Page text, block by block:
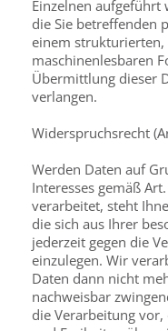
Einzelnen aufgeführt
die Sie betreffenden
einem strukturierten,
maschinenlesbaren
Übermittlung dieser
verlangen.
Widerspruchsrecht
Werden Daten auf
Interesses gemäß
verarbeitet, steht
die sich aus Ihrer
jederzeit gegen die
einzulegen. Wir
Daten dann nicht
nachweisbar
die Verarbeitung vor,